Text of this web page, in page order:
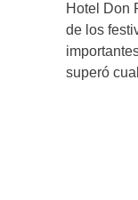
Hotel Don
de los
superó